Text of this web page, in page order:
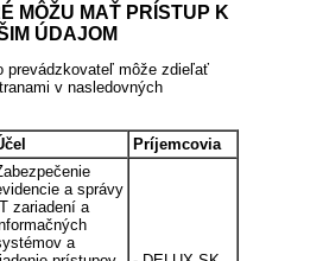
MÔŽU MAŤ PRÍSTUP K
ÚDAJOM
prevádzkovateľ môže zdieľať
v nasledovných
Príjemcovia
a správy
IT zariadení a
a